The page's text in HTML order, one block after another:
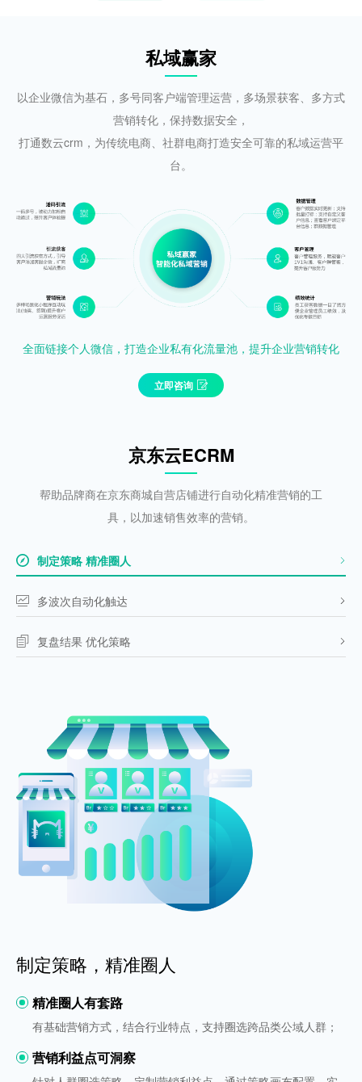
私域赢家
以企业微信为基石，多号同客户端管理运营，多场景获客、多方式
营销转化，保持数据安全，
打通数云crm，为传统电商、社群电商打造安全可靠的私域运营平
台。
全面链接个人微信，打造企业私有化流量池，提升企业营销转化
立即咨询
京东云ECRM
帮助品牌商在京东商城自营店铺进行自动化精准营销的工
具，以加速销售效率的营销。
制定策略 精准圈人
多波次自动化触达
复盘结果 优化策略
制定策略，精准圈人
精准圈人有套路
有基础营销方式，结合行业特点，支持圈选跨品类公域人群；
营销利益点可洞察